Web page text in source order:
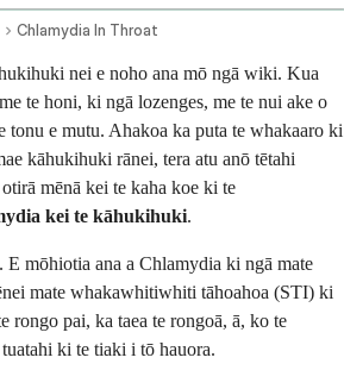
Chlamydia In Throat
nei e noho ana mō ngā wiki. Kua
te honi, ki ngā lozenges, me te nui ake o
tonu e mutu. Ahakoa ka puta te whakaaro ki
kāhukihuki rānei, tera atu anō tētahi
mēnā kei te kaha koe ki te
kei te kāhukihuki.
E mōhiotia ana a Chlamydia ki ngā mate
mate whakawhitiwhiti tāhoahoa (STI) ki
pai, ka taea te rongoā, ā, ko te
ki te tiaki i tō hauora.